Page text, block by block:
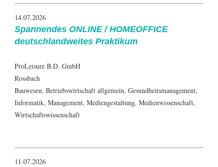
14.07.2026
Spannendes ONLINE / HOMEOFFICE
deutschlandweites Praktikum
ProLeisure B.D. GmbH
Rossbach
Bauwesen, Betriebswirtschaft allgemein, Gesundheitsmanagement,
Informatik, Management, Mediengestaltung, Medienwissenschaft,
Wirtschaftswissenschaft
11.07.2026